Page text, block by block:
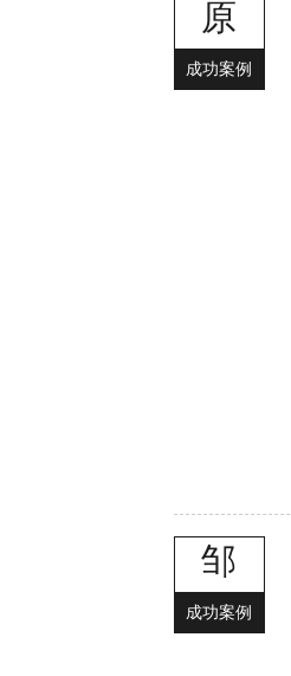
原
成功案例
邹
成功案例